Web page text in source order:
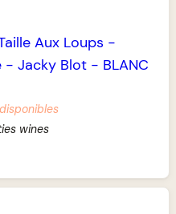
Aux Loups -
-Jacky Blot - BLANC
wines